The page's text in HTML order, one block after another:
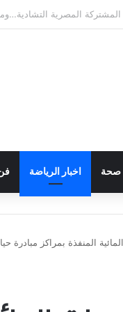
مع نظيره التشادي لدعم
صحة اخبار الرياضة
المنفذة بمراكز